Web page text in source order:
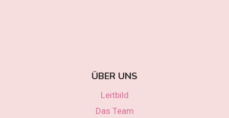
ÜBER UNS
Leitbild
Das Team